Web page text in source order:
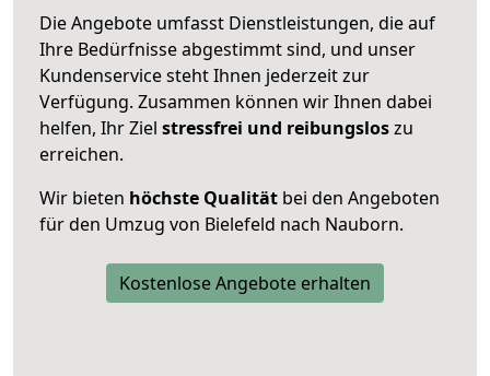
Die Angebote umfasst Dienstleistungen, die auf
Ihre Bedürfnisse abgestimmt sind, und unser
Kundenservice steht Ihnen jederzeit zur
Verfügung. Zusammen können wir Ihnen dabei
helfen, Ihr Ziel stressfrei und reibungsloszu
erreichen.
Wir bieten höchste Qualität bei den Angeboten
für den Umzug von Bielefeld nach Nauborn.
Kostenlose Angebote erhalten